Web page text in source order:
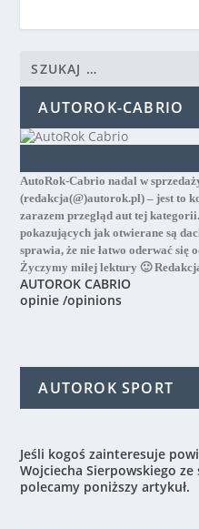
AUTOROK-CABRIO
AutoRok-Cabrio nadal w
(redakcja(@)autorok.pl) – jest to
zarazem przegląd aut tej
pokazujących jak otwierane są
sprawia, że nie łatwo oderwać się
Życzymy miłej lektury 🙂
AUTOROK CABRIO
opinie /opinions
AUTOROK SPORT
Jeśli kogoś zainteresuje
Wojciecha Sierpowskiego
polecamy poniższy artykuł.